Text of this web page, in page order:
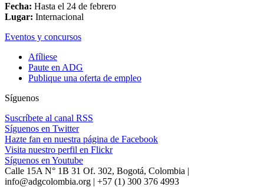
Fecha: Hasta el 24 de febrero
Lugar: Internacional
Eventos y concursos
Afíliese
Paute en ADG
Publique una oferta de empleo
Síguenos
Suscríbete al canal RSS
Síguenos en Twitter
Hazte fan en nuestra página de Facebook
Visita nuestro perfil en Flickr
Síguenos en Youtube
Calle 15A N° 1B 31 Of. 302, Bogotá, Colombia |
info@adgcolombia.org | +57 (1) 300 376 4993